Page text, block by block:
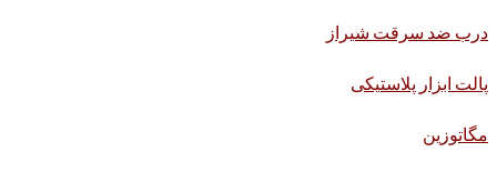
درب ضد سرقت شیراز
پالت ابزار پلاستیکی
مگاتوزین